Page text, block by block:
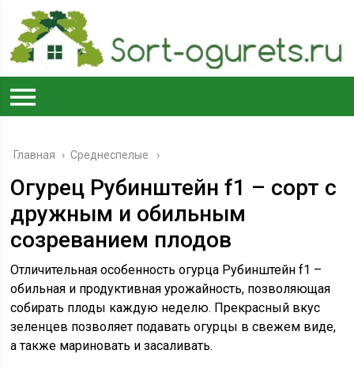
Главная › Среднеспелые
Огурец Рубинштейн f1 – сорт с
дружным и обильным
созреванием плодов
Отличительная особенность огурца Рубинштейн f1 –
обильная и продуктивная урожайность, позволяющая
собирать плоды каждую неделю. Прекрасный вкус
зеленцев позволяет подавать огурцы в свежем виде,
а также мариновать и засаливать.